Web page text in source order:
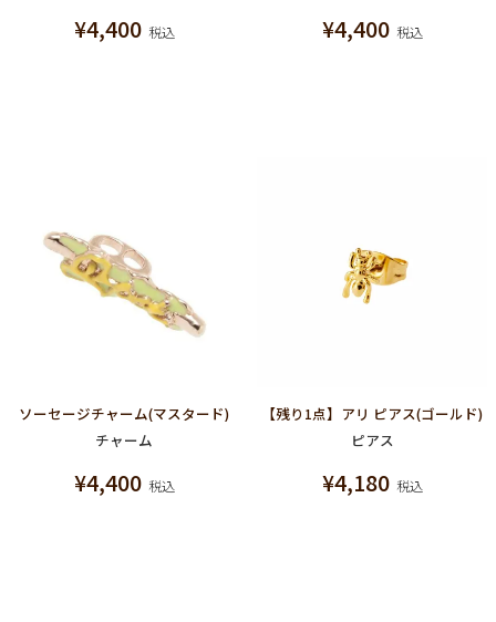
¥4,400 税込 ¥4,400 税込
ソーセージチャーム(マスタード)
チャーム
¥4,400 税込
【残り1点】アリ ピアス(ゴールド)
ピアス
¥4,180 税込